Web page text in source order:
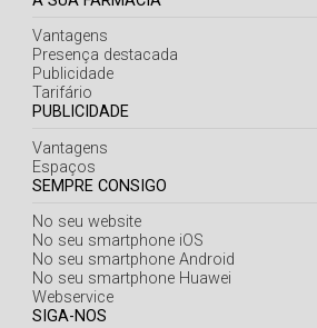
Vantagens
Presença destacada
Publicidade
Tarifário
PUBLICIDADE
Vantagens
Espaços
SEMPRE CONSIGO
No seu website
No seu smartphone iOS
No seu smartphone Android
No seu smartphone Huawei
Webservice
SIGA-NOS